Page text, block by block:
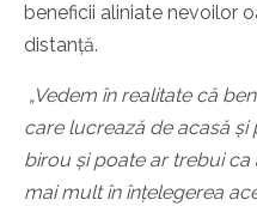
beneficii aliniate nevoilor
distanță.
„Vedem în realitate că
care lucrează de acasă
birou și poate ar trebui ca
mai mult în înțelegerea